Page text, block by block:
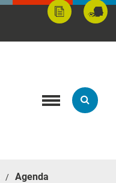
Mes
démarches
Toggle
Agenda